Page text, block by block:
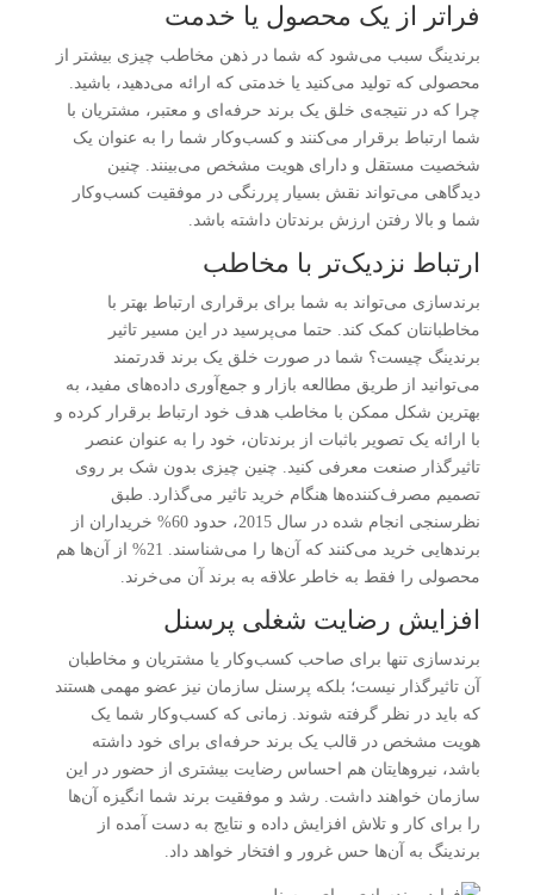
فراتر از یک محصول یا خدمت
برندینگ سبب می‌شود که شما در ذهن مخاطب چیزی بیشتر از
محصولی که تولید می‌کنید یا خدمتی که ارائه می‌دهید، باشید.
چرا که در نتیجه‌ی خلق یک برند حرفه‌ای و معتبر، مشتریان با
شما ارتباط برقرار می‌کنند و کسب‌وکار شما را به عنوان یک
شخصیت مستقل و دارای هویت مشخص می‌بینند. چنین
دیدگاهی می‌تواند نقش بسیار پررنگی در موفقیت کسب‌وکار
شما و بالا رفتن ارزش برندتان داشته باشد.
ارتباط نزدیک‌تر با مخاطب
برندسازی می‌تواند به شما برای برقراری ارتباط بهتر با
مخاطبانتان کمک کند. حتما می‌پرسید در این مسیر تاثیر
برندینگ چیست؟ شما در صورت خلق یک برند قدرتمند
می‌توانید از طریق مطالعه بازار و جمع‌آوری داده‌های مفید، به
بهترین شکل ممکن با مخاطب هدف خود ارتباط برقرار کرده و
با ارائه یک تصویر باثبات از برندتان، خود را به عنوان عنصر
تاثیرگذار صنعت معرفی کنید. چنین چیزی بدون شک بر روی
تصمیم مصرف‌کننده‌ها هنگام خرید تاثیر می‌گذارد. طبق
نظرسنجی انجام شده در سال 2015، حدود 60% خریداران از
برندهایی خرید می‌کنند که آن‌ها را می‌شناسند. 21% از آن‌ها هم
محصولی را فقط به خاطر علاقه به برند آن می‌خرند.
افزایش رضایت شغلی پرسنل
برندسازی تنها برای صاحب کسب‌وکار یا مشتریان و مخاطبان
آن تاثیرگذار نیست؛ بلکه پرسنل سازمان نیز عضو مهمی هستند
که باید در نظر گرفته شوند. زمانی که کسب‌وکار شما یک
هویت مشخص در قالب یک برند حرفه‌ای برای خود داشته
باشد، نیروهایتان هم احساس رضایت بیشتری از حضور در این
سازمان خواهند داشت. رشد و موفقیت برند شما انگیزه آن‌ها
را برای کار و تلاش افزایش داده و نتایج به دست آمده از
برندینگ به آن‌ها حس غرور و افتخار خواهد داد.